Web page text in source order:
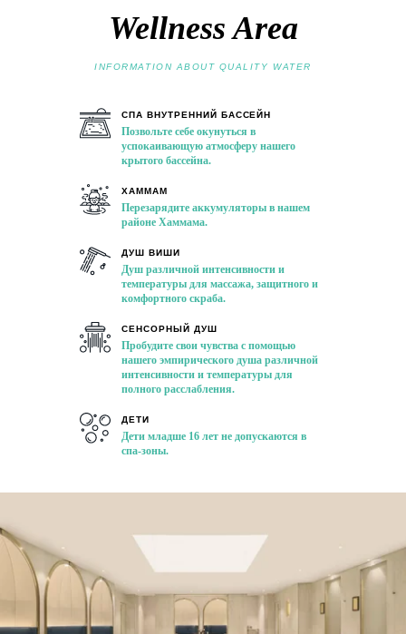
Wellness Area
INFORMATION ABOUT QUALITY WATER